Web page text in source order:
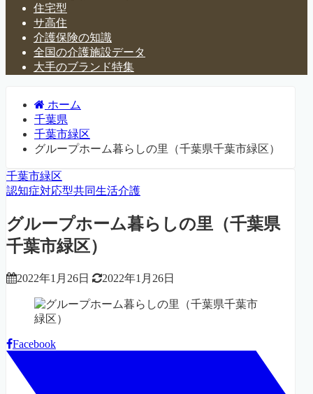
住宅型
サ高住
介護保険の知識
全国の介護施設データ
大手のブランド特集
ホーム
千葉県
千葉市緑区
グループホーム暮らしの里（千葉県千葉市緑区）
千葉市緑区
認知症対応型共同生活介護
グループホーム暮らしの里（千葉県
千葉市緑区）
2022年1月26日 2022年1月26日
Facebook